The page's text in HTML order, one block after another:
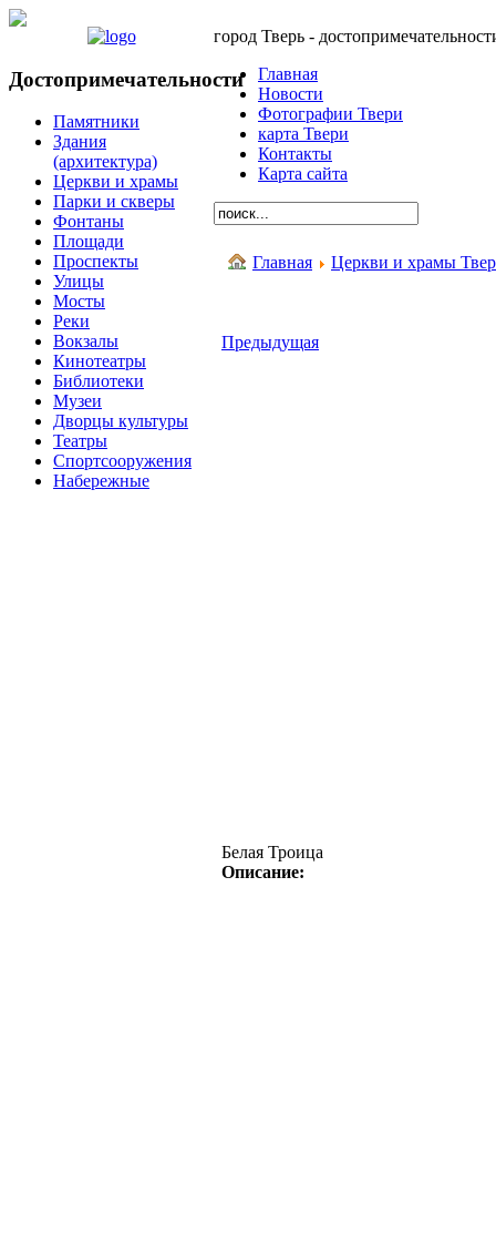
Достопримечательности
Памятники
Здания
(архитектура)
Церкви и храмы
Парки и скверы
Фонтаны
Площади
Проспекты
Улицы
Мосты
Реки
Вокзалы
Кинотеатры
Библиотеки
Музеи
Дворцы культуры
Театры
Спортсооружения
Набережные
город Тверь -
Главная
Новости
Фотографии Твери
карта Твери
Контакты
Карта сайта
Главная Церкви и храмы
Предыдущая
Белая Троица
Описание: